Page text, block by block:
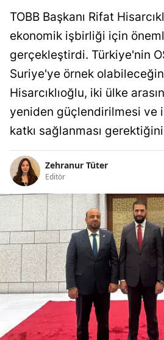
TOBB Başkanı Rifat
ekonomik işbirliği için
gerçekleştirdi. Türkiye'nin
Suriye'ye örnek
Hisarcıklıoğlu, iki ülke
yeniden güçlendirilmesi ve
katkı sağlanması
Zehranur Tüter
Editör